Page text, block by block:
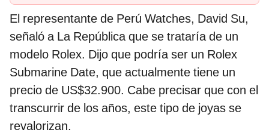
El representante de Perú Watches, David Su,
señaló a La República que se trataría de un
modelo Rolex. Dijo que podría ser un Rolex
Submarine Date, que actualmente tiene un
precio de US$32.900. Cabe precisar que con el
transcurrir de los años, este tipo de joyas se
revalorizan.